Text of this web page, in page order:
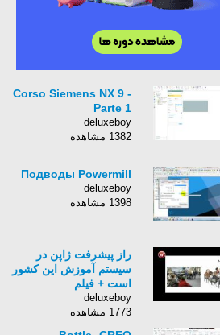
Corso Siemens NX 9 -
Parte 1
deluxeboy
1382 مشاهده
Подводы Powermill
deluxeboy
1398 مشاهده
راز پیشرفت ژاپن در
سیستم آموزش این کشور
است + فیلم
deluxeboy
1773 مشاهده